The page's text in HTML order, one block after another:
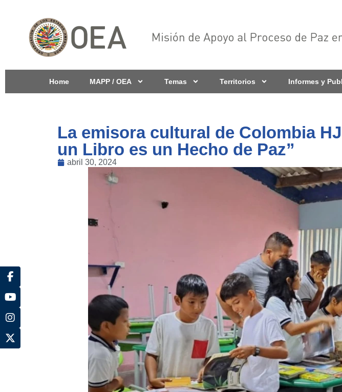
Home MAPP / OEA Temas Territorios Informes y
La emisora cultural de Colombia
un Libro es un Hecho de Paz”
abril 30, 2024